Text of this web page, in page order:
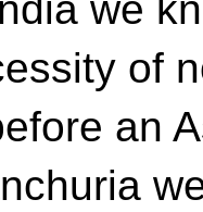
of
an